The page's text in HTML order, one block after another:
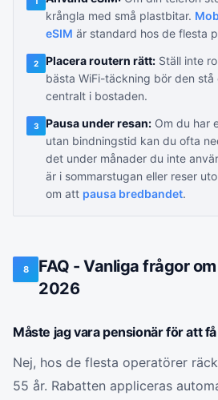
krångla med små plastbitar.
eSIM är standard hos de flesta
2 Placera routern rätt: Ställ inte
bästa WiFi-täckning bör den
centralt i bostaden.
3 Pausa under resan: Om du har
utan bindningstid kan du ofta
det under månader du inte
är i sommarstugan eller reser
om att pausa bredbandet.
8
FAQ - Vanliga frågor
2026
Måste jag vara pensionär för att
Nej, hos de flesta operatörer
55 år. Rabatten appliceras